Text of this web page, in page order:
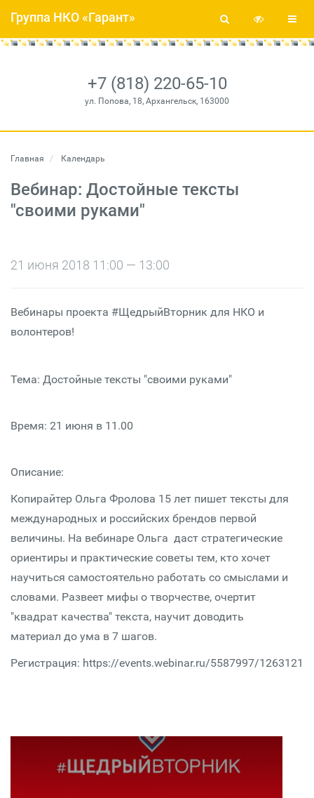
+7 (818) 220-65-10
ул. Попова, 18, Архангельск, 163000
Группа НКО «Гарант»
Главная Календарь
Вебинар: Достойные тексты
"своими руками"
21 июня 2018 11:00 — 13:00
Вебинары проекта #ЩедрыйВторник для НКО и
волонтеров!
Тема: Достойные тексты "своими руками"
Время: 21 июня в 11.00
Описание:
Копирайтер Ольга Фролова 15 лет пишет тексты для
международных и российских брендов первой
величины. На вебинаре Ольга даст стратегические
ориентиры и практические советы тем, кто хочет
научиться самостоятельно работать со смыслами и
словами. Развеет мифы о творчестве, очертит
"квадрат качества" текста, научит доводить
материал до ума в 7 шагов.
Регистрация: https://events.webinar.ru/5587997/1263121